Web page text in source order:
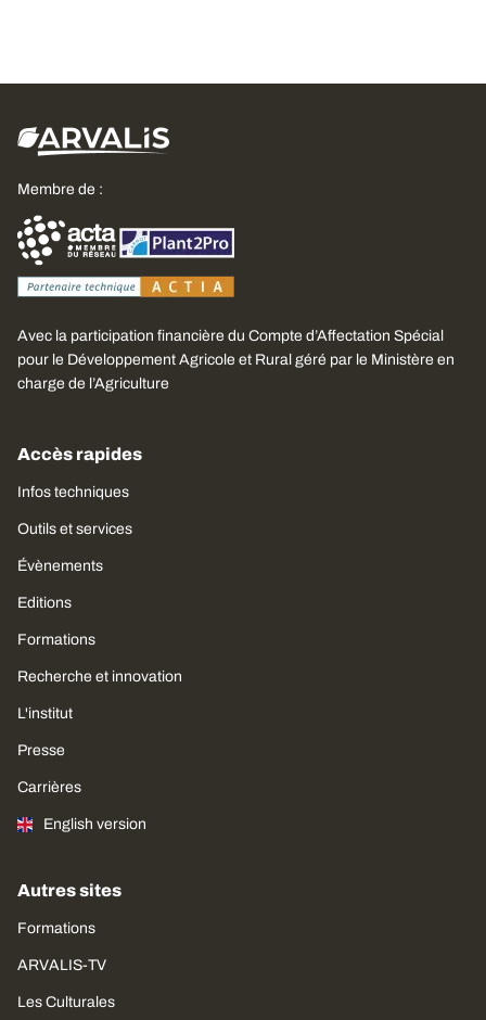
Membre de :
Avec la participation financière du Compte d’Affectation Spécial
pour le Développement Agricole et Rural géré par le Ministère en
charge de l’Agriculture
Accès rapides
Infos techniques
Outils et services
Évènements
Editions
Formations
Recherche et innovation
L'institut
Presse
Carrières
English version
Autres sites
Formations
ARVALIS-TV
Les Culturales